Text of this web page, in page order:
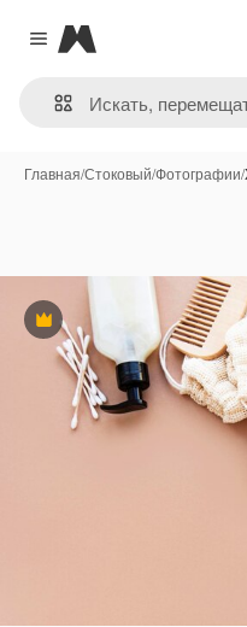
Close menu
Magnific
Главная/Стоковый/Фотографии/
Премиум